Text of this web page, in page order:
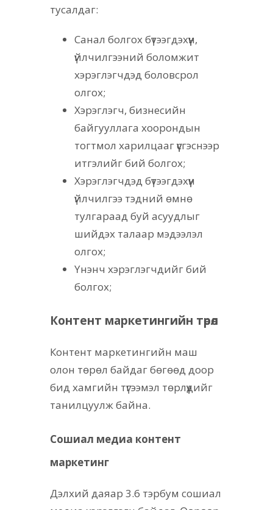
тусалдаг:
Санал болгох бүтээгдэхүүн,
үйлчилгээний боломжит
хэрэглэгчдэд боловсрол
олгох;
Хэрэглэгч, бизнесийн
байгууллага хоорондын
тогтмол харилцааг үүсгэснээр
итгэлийг бий болгох;
Хэрэглэгчдэд бүтээгдэхүүн
үйлчилгээ тэдний өмнө
тулгараад буй асуудлыг
шийдэх талаар мэдээлэл
олгох;
Үнэнч хэрэглэгчдийг бий
болгох;
Контент маркетингийн төрөл
Контент маркетингийн маш
олон төрөл байдаг бөгөөд доор
бид хамгийн түгээмэл төрлүүдийг
танилцуулж байна.
Сошиал медиа контент
маркетинг
Дэлхий даяар 3.6 тэрбум сошиал